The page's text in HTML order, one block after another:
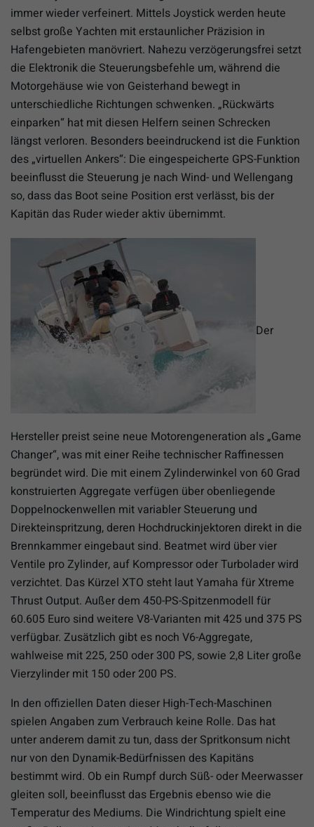
immer wieder verfeinert. Mittels Joystick werden heute
selbst große Yachten mit erstaunlicher Präzision in
Hafengebieten manövriert. Nahezu verzögerungsfrei setzt
die Elektronik die Steuerungsbefehle um, während die
Motorgehäuse wie von Geisterhand bewegt in
unterschiedliche Richtungen schwenken. „Rückwärts
einparken“ hat mit diesen Helfern seinen Schrecken
längst verloren. Besonders beeindruckend ist die Funktion
des „virtuellen Ankers“: Die eingespeicherte GPS-Funktion
beeinflusst die Steuerung je nach Wind- und Wellengang
so, dass das Boot seine Position erst verlässt, bis der
Kapitän das Ruder wieder aktiv übernimmt.
Der
Hersteller preist seine neue Motorengeneration als „Game
Changer“, was mit einer Reihe technischer Raffinessen
begründet wird. Die mit einem Zylinderwinkel von 60 Grad
konstruierten Aggregate verfügen über obenliegende
Doppelnockenwellen mit variabler Steuerung und
Direkteinspritzung, deren Hochdruckinjektoren direkt in die
Brennkammer eingebaut sind. Beatmet wird über vier
Ventile pro Zylinder, auf Kompressor oder Turbolader wird
verzichtet. Das Kürzel XTO steht laut Yamaha für Xtreme
Thrust Output. Außer dem 450-PS-Spitzenmodell für
60.605 Euro sind weitere V8-Varianten mit 425 und 375 PS
verfügbar. Zusätzlich gibt es noch V6-Aggregate,
wahlweise mit 225, 250 oder 300 PS, sowie 2,8 Liter große
Vierzylinder mit 150 oder 200 PS.
In den offiziellen Daten dieser High-Tech-Maschinen
spielen Angaben zum Verbrauch keine Rolle. Das hat
unter anderem damit zu tun, dass der Spritkonsum nicht
nur von den Dynamik-Bedürfnissen des Kapitäns
bestimmt wird. Ob ein Rumpf durch Süß- oder Meerwasser
gleiten soll, beeinflusst das Ergebnis ebenso wie die
Temperatur des Mediums. Die Windrichtung spielt eine